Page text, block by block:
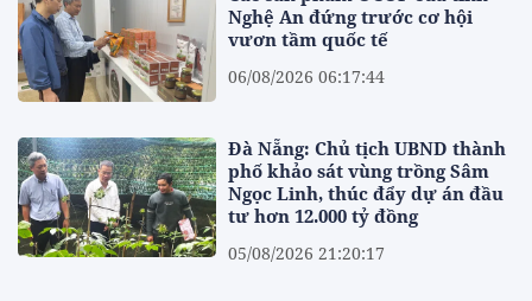
Nghệ An đứng trước cơ hội
vươn tầm quốc tế
06/08/2026 06:17:44
Đà Nẵng: Chủ tịch UBND thành
phố khảo sát vùng trồng Sâm
Ngọc Linh, thúc đẩy dự án đầu
tư hơn 12.000 tỷ đồng
05/08/2026 21:20:17